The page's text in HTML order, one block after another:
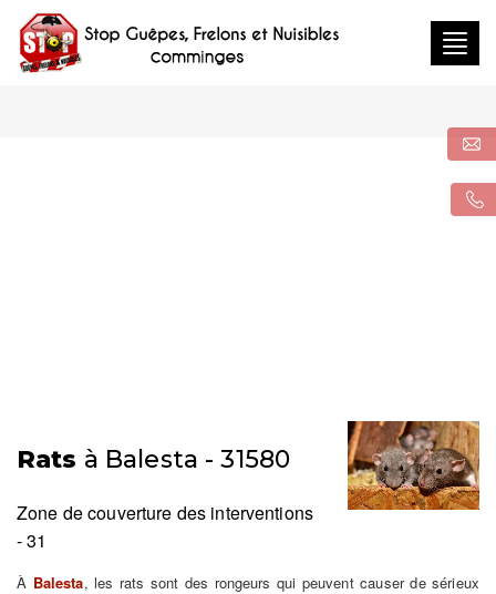
Rats à Balesta - 31580
Zone de couverture des interventions
- 31
À Balesta, les rats sont des rongeurs qui peuvent causer de sérieux